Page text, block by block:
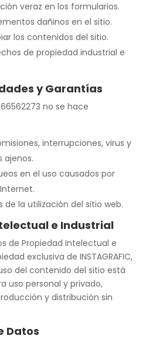
veraz en los formularios.
dañinos en el sitio.
los contenidos del sitio.
de propiedad industrial e
y Garantías
no se hace
interrupciones, virus y
ajenos.
en el uso causados por
de la utilización del sitio web.
e Industrial
de Propiedad Intelectual e
exclusiva de INSTAGRAFIC,
uso del contenido del sitio está
uso personal y privado,
y distribución sin
Datos